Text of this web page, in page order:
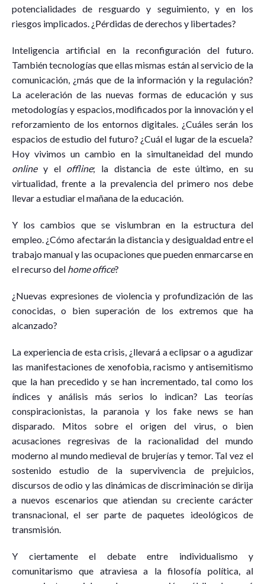
potencialidades de resguardo y seguimiento, y en los
riesgos implicados. ¿Pérdidas de derechos y libertades?
Inteligencia artificial en la reconfiguración del futuro.
También tecnologías que ellas mismas están al servicio de la
comunicación, ¿más que de la información y la regulación?
La aceleración de las nuevas formas de educación y sus
metodologías y espacios, modificados por la innovación y el
reforzamiento de los entornos digitales. ¿Cuáles serán los
espacios de estudio del futuro? ¿Cuál el lugar de la escuela?
Hoy vivimos un cambio en la simultaneidad del mundo
onliney el offline; la distancia de este último, en su
virtualidad, frente a la prevalencia del primero nos debe
llevar a estudiar el mañana de la educación.
Y los cambios que se vislumbran en la estructura del
empleo. ¿Cómo afectarán la distancia y desigualdad entre el
trabajo manual y las ocupaciones que pueden enmarcarse en
el recurso del home office?
¿Nuevas expresiones de violencia y profundización de las
conocidas, o bien superación de los extremos que ha
alcanzado?
La experiencia de esta crisis, ¿llevará a eclipsar o a agudizar
las manifestaciones de xenofobia, racismo y antisemitismo
que la han precedido y se han incrementado, tal como los
índices y análisis más serios lo indican? Las teorías
conspiracionistas, la paranoia y los fake news se han
disparado. Mitos sobre el origen del virus, o bien
acusaciones regresivas de la racionalidad del mundo
moderno al mundo medieval de brujerías y temor. Tal vez el
sostenido estudio de la supervivencia de prejuicios,
discursos de odio y las dinámicas de discriminación se dirija
a nuevos escenarios que atiendan su creciente carácter
transnacional, el ser parte de paquetes ideológicos de
transmisión.
Y ciertamente el debate entre individualismo y
comunitarismo que atraviesa a la filosofía política, al